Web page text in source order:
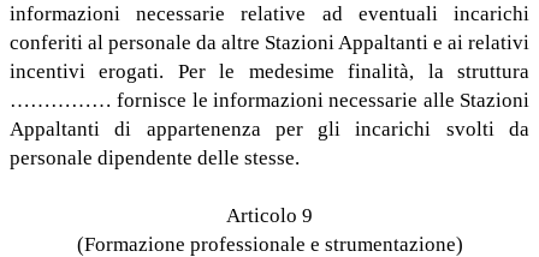
informazioni necessarie relative ad eventuali incarichi
conferiti al personale da altre Stazioni Appaltanti e ai relativi
incentivi erogati. Per le medesime finalità, la struttura
…………… fornisce le informazioni necessarie alle Stazioni
Appaltanti di appartenenza per gli incarichi svolti da
personale dipendente delle stesse.
Articolo 9
(Formazione professionale e strumentazione)